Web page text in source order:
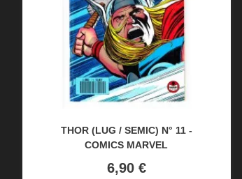
THOR (LUG / SEMIC) N° 11 -
COMICS MARVEL
Prix
6,90 €